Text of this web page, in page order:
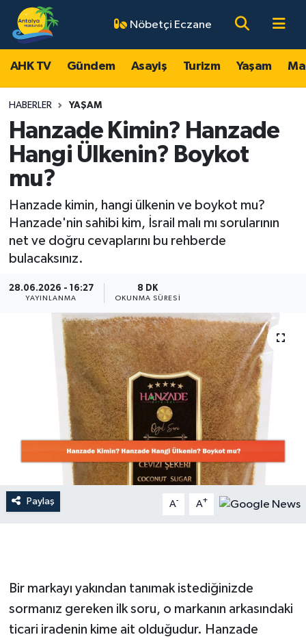
Nöbetçi Eczane
AHK TV Gündem Asayiş Turizm Yaşam
HABERLER YAŞAM
Hanzade Kimin? Hanzade
Hangi Ülkenin? Boykot
mu?
Hanzade kimin, hangi ülkenin ve boykot mu?
Hanzade'nin sahibi kim, İsrail malı mı sorularının
net ve doğru cevaplarını bu rehberde
bulacaksınız.
28.06.2026 - 16:27
YAYINLANMA
8 DK
OKUNMA SÜRESI
Paylaş A- A+
Bir markayı yakından tanımak istediğinizde
sormanız gereken ilk soru, o markanın arkasındaki
ticari iradenin kime ait olduğudur. Hanzade
AHK TV
Gündem
Turizm
Magazin
Ekonomi
Spor
Dünya
Resmi Reklamlar
Antalya Nöbetçi Eczaneler
Antalya Hava Durumu
Antalya Namaz Vakitleri
Antalya Trafik Yoğunluk Haritası
Tüm Manşetler
Son Dakika Haberleri
Haber Arşivi